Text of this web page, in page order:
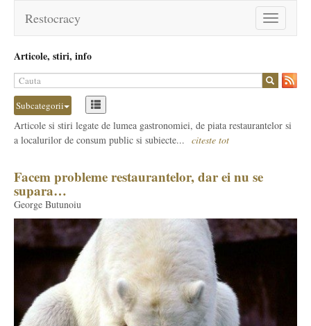
Toggle
navigation
Restocracy
Articole, stiri, info
Subcategorii
Articole si stiri legate de lumea gastronomiei, de piata restaurantelor si
a localurilor de consum public si subiecte... citeste tot
Facem probleme restaurantelor, dar ei nu se
supara…
George Butunoiu